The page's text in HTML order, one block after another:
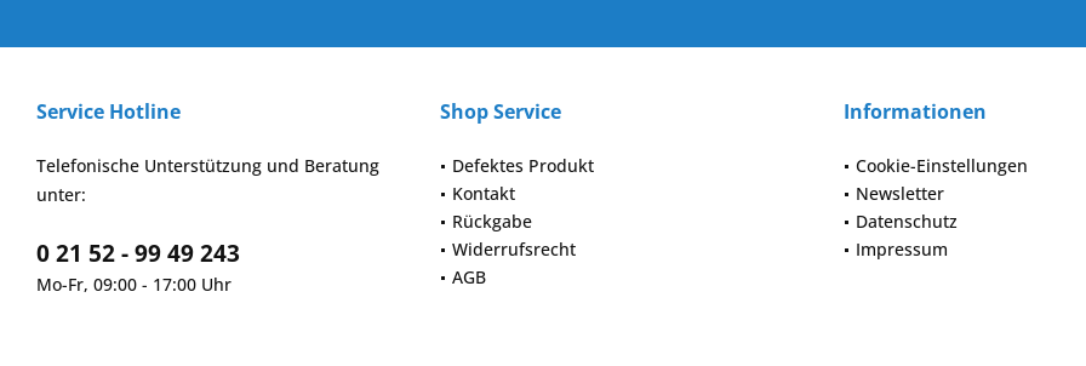
Service Hotline
Telefonische Unterstützung und Beratung
unter:
0 21 52 - 99 49 243
Mo-Fr, 09:00 - 17:00 Uhr
Shop Service
Defektes Produkt
Kontakt
Rückgabe
Widerrufsrecht
AGB
Informationen
Cookie-Einstellungen
Newsletter
Datenschutz
Impressum